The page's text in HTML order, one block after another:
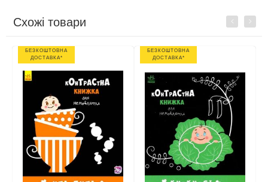
Схожі товари Previous
БЕЗКОШТОВНА
ДОСТАВКА*
БЕЗКОШТОВНА
ДОСТАВКА*
Next